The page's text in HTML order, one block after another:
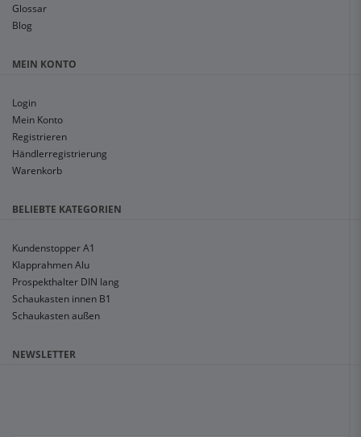
Glossar
Blog
MEIN KONTO
Login
Mein Konto
Registrieren
Händlerregistrierung
Warenkorb
BELIEBTE KATEGORIEN
Kundenstopper A1
Klapprahmen Alu
Prospekthalter DIN lang
Schaukasten innen B1
Schaukasten außen
NEWSLETTER